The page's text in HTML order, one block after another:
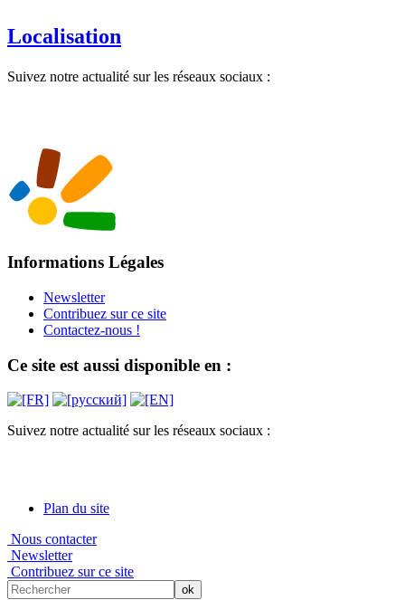
Localisation
Suivez notre actualité sur les réseaux sociaux :
Informations Légales
Newsletter
Contribuez sur ce site
Contactez-nous !
Ce site est aussi disponible en :
Suivez notre actualité sur les réseaux sociaux :
Plan du site
Nous contacter
Newsletter
Contribuez sur ce site